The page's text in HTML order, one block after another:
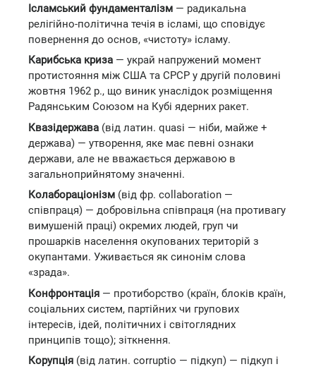
Ісламський фундаменталізм — радикальна
релігійно-політична течія в ісламі, що сповідує
повернення до основ, «чистоту» ісламу.
Карибська криза — украй напружений момент
протистояння між США та СРСР у другій половині
жовтня 1962 р., що виник унаслідок розміщення
Радянським Союзом на Кубі ядерних ракет.
Квазідержава (від латин. quasi — ніби, майже +
держава) — утворення, яке має певні ознаки
держави, але не вважається державою в
загальноприйнятому значенні.
Колабораціонізм (від фр. collaboration —
співпраця) — добровільна співпраця (на противагу
вимушеній праці) окремих людей, груп чи
прошарків населення окупованих територій з
окупантами. Уживається як синонім слова
«зрада».
Конфронтація — протиборство (країн, блоків країн,
соціальних систем, партійних чи групових
інтересів, ідей, політичних і світоглядних
принципів тощо); зіткнення.
Корупція (від латин. corruptio — підкуп) — підкуп і